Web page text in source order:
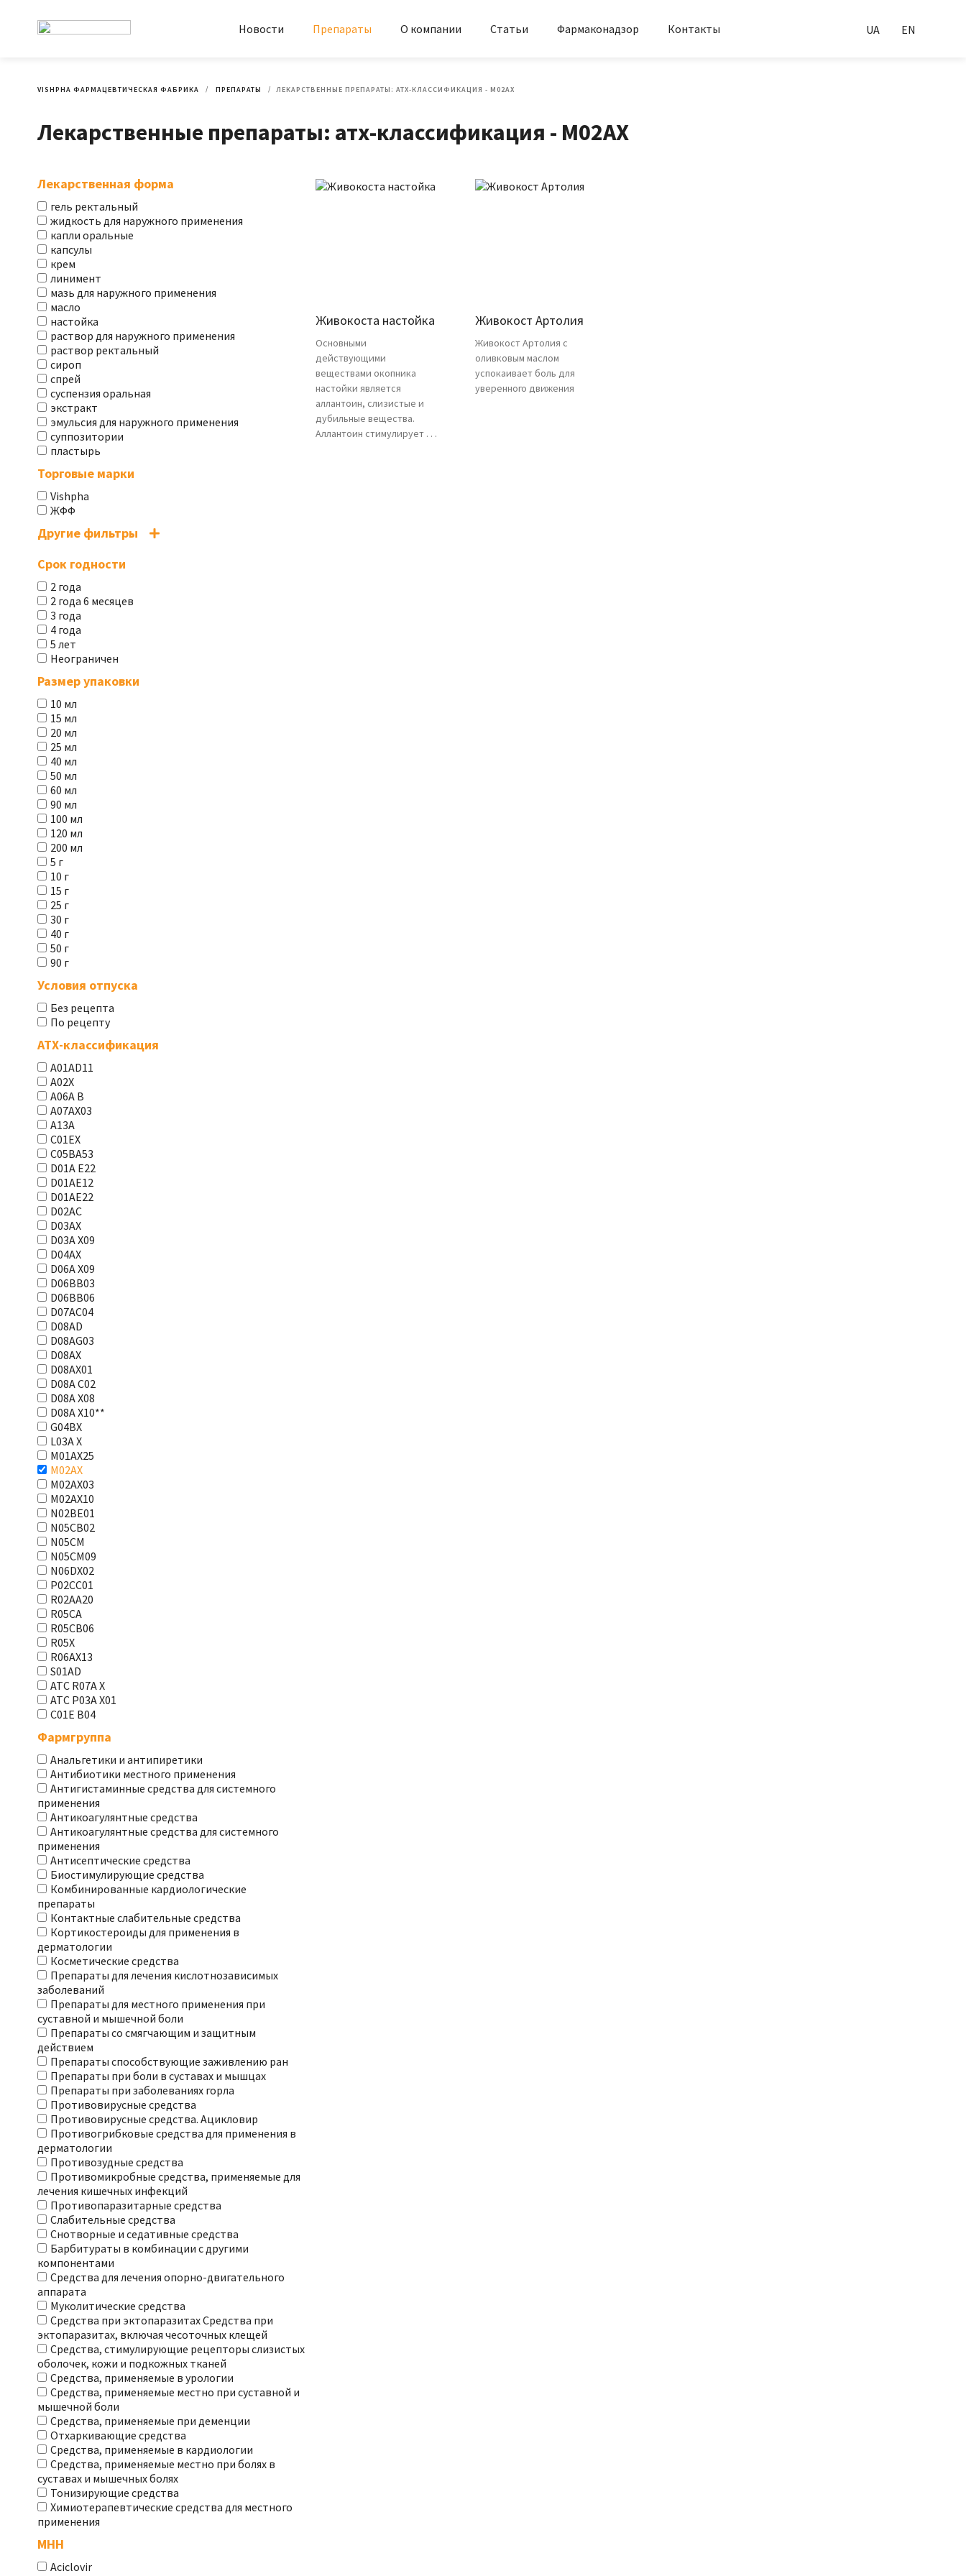
Новости Препараты О компании Статьи Фармаконадзор Контакты UA EN
VISHPHA ФАРМАЦЕВТИЧЕСКАЯ ФАБРИКА ПРЕПАРАТЫ ЛЕКАРСТВЕННЫЕ ПРЕПАРАТЫ: АТХ-КЛАССИФИКАЦИЯ - M02AX
Лекарственные препараты: атх-классификация - M02AX
Лекарственная форма
гель ректальный
жидкость для наружного применения
капли оральные
капсулы
крем
линимент
мазь для наружного применения
масло
настойка
раствор для наружного применения
раствор ректальный
сироп
спрей
суспензия оральная
экстракт
эмульсия для наружного применения
суппозитории
пластырь
Торговые марки
Vishpha
ЖФФ
Другие фильтры
Срок годности
2 года
2 года 6 месяцев
3 года
4 года
5 лет
Неограничен
Размер упаковки
10 мл
15 мл
20 мл
25 мл
40 мл
50 мл
60 мл
90 мл
100 мл
120 мл
200 мл
5 г
10 г
15 г
25 г
30 г
40 г
50 г
90 г
Условия отпуска
Без рецепта
По рецепту
АТХ-классификация
A01AD11
A02X
A06A В
A07AX03
A13A
C01EX
C05BA53
D01A E22
D01AE12
D01AE22
D02AC
D03AX
D03A X09
D04AX
D06A X09
D06BB03
D06BB06
D07AC04
D08AD
D08AG03
D08AX
D08AX01
D08А С02
D08А Х08
D08А Х10**
G04BX
L03А Х
M01AX25
M02AX
M02AX03
M02AX10
N02BE01
N05CB02
N05CM
N05CM09
N06DX02
P02CC01
R02AA20
R05CA
R05CB06
R05X
R06AX13
S01AD
АТС R07A X
АТС Р03А Х01
С01Е В04
Фармгруппа
Анальгетики и антипиретики
Антибиотики местного применения
Антигистаминные средства для системного
применения
Антикоагулянтные средства
Антикоагулянтные средства для системного
применения
Антисептические средства
Биостимулирующие средства
Комбинированные кардиологические
препараты
Контактные слабительные средства
Кортикостероиды для применения в
дерматологии
Косметические средства
Препараты для лечения кислотнозависимых
заболеваний
Препараты для местного применения при
суставной и мышечной боли
Препараты со смягчающим и защитным
действием
Препараты способствующие заживлению ран
Препараты при боли в суставах и мышцах
Препараты при заболеваниях горла
Противовирусные средства
Противовирусные средства. Ацикловир
Противогрибковые средства для применения в
дерматологии
Противозудные средства
Противомикробные средства, применяемые для
лечения кишечных инфекций
Противопаразитарные средства
Слабительные средства
Снотворные и седативные средства
Барбитураты в комбинации с другими
компонентами
Средства для лечения опорно-двигательного
аппарата
Муколитические средства
Средства при эктопаразитах Средства при
эктопаразитах, включая чесоточных клещей
Средства, стимулирующие рецепторы слизистых
оболочек, кожи и подкожных тканей
Средства, применяемые в урологии
Средства, применяемые местно при суставной и
мышечной боли
Средства, применяемые при деменции
Отхаркивающие средства
Средства, применяемые в кардиологии
Средства, применяемые местно при болях в
суставах и мышечных болях
Тонизирующие средства
Химиотерапевтические средства для местного
применения
МНН
Aciclovir
Живокоста настойка
Основными
действующими
веществами окопника
настойки является
аллантоин, слизистые и
дубильные вещества.
Аллантоин стимулирует . . .
Живокост Артолия
Живокост Артолия с
оливковым маслом
успокаивает боль для
уверенного движения